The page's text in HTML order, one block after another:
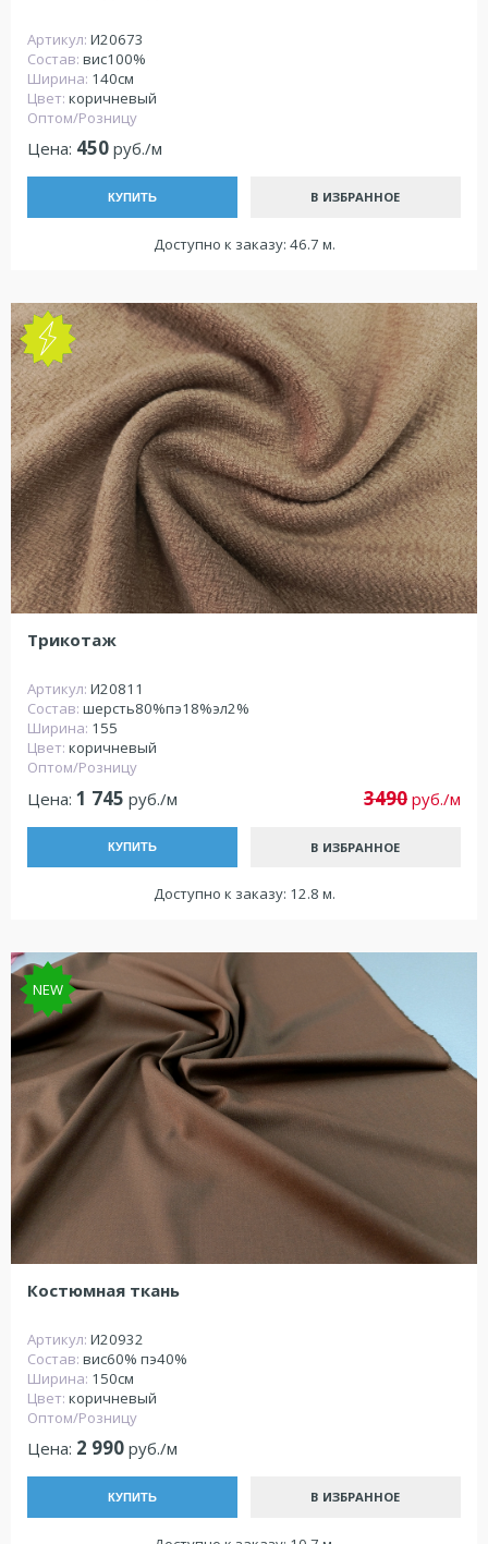
Артикул: И20673
Состав: вис100%
Ширина: 140см
Цвет: коричневый
Оптом/Розницу
Цена: 450 руб./м
КУПИТЬ В ИЗБРАННОЕ
Доступно к заказу: 46.7 м.
NEW
Трикотаж
Артикул: И20811
Состав: шерсть80%пэ18%эл2%
Ширина: 155
Цвет: коричневый
Оптом/Розницу
Цена: 1 745 руб./м 3490 руб./м
КУПИТЬ В ИЗБРАННОЕ
Доступно к заказу: 12.8 м.
NEW
Костюмная ткань
Артикул: И20932
Состав: вис60% пэ40%
Ширина: 150см
Цвет: коричневый
Оптом/Розницу
Цена: 2 990 руб./м
КУПИТЬ В ИЗБРАННОЕ